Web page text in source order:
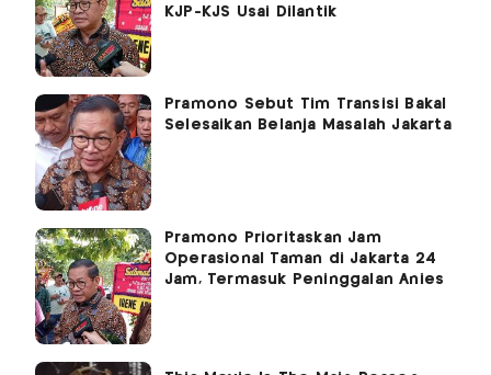
KJP-KJS Usai Dilantik
Pramono Sebut Tim Transisi Bakal
Selesaikan Belanja Masalah Jakarta
Pramono Prioritaskan Jam
Operasional Taman di Jakarta 24
Jam, Termasuk Peninggalan Anies